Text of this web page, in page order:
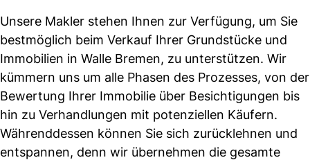
Unsere Makler stehen Ihnen zur Verfügung, um Sie
bestmöglich beim Verkauf Ihrer Grundstücke und
Immobilien in Walle Bremen, zu unterstützen. Wir
kümmern uns um alle Phasen des Prozesses, von der
Bewertung Ihrer Immobilie über Besichtigungen bis
hin zu Verhandlungen mit potenziellen Käufern.
Währenddessen können Sie sich zurücklehnen und
entspannen, denn wir übernehmen die gesamte